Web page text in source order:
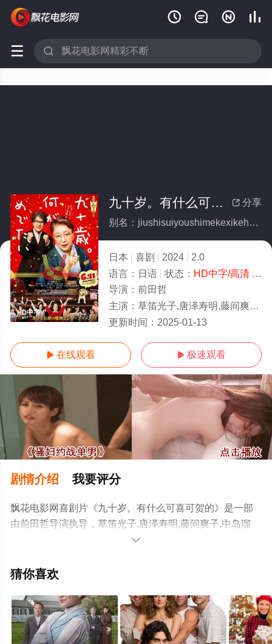
   
 
HD中字
 分享
九十岁。有什么可喜可贺的
别名：jiushisuiyoushimekexikehede
日本 喜剧 2024
2.0
语言： 日语 状态： HD中字/高清- 免费在线观看
导演： 前田哲
主演： 草笛光子,唐泽寿明,藤间爽子,中岛瑠菜,木村多江,真矢美纪,小田切让,清水美智子,LiLi
更新时间： 2025-01-13
 在线观看  极速观看
剧情介绍 我要评分
飘花电影网喜剧片《九十岁。有什么可喜可贺的》是一部
由前田哲导演执导，草笛光子,唐泽寿明,藤间爽子,中岛瑠
菜,木村多江,真矢美纪,小田切让,清水美智子,LiLiCo,石田光,
未删减完整版电影大全就上飘花影院，更多相关信息可移

猜你喜欢